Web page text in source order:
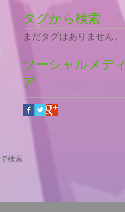
タグから検索
まだタグはありません。
ソーシャルメディ
ア
で検索